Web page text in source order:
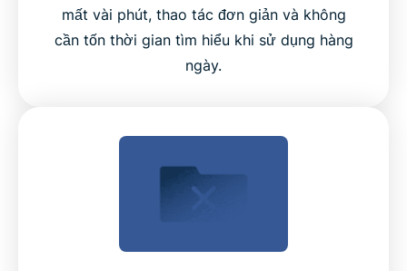
mất vài phút, thao tác đơn giản và không
cần tốn thời gian tìm hiểu khi sử dụng hàng
ngày.